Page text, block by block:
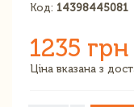
Код: 14398445081
1235 грн
Ціна вказана з